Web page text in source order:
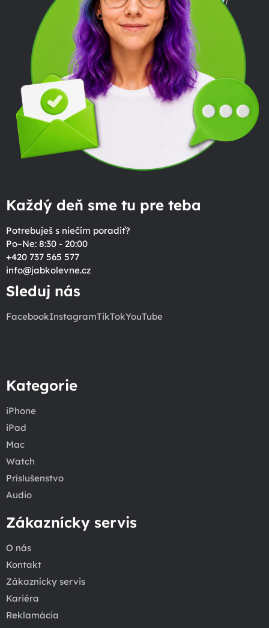
Každý deň sme tu pre teba
Potrebuješ s niečím poradiť?
Po–Ne: 8:30 - 20:00
+420 737 565 577
info@jabkolevne.cz
Sleduj nás
FacebookInstagramTikTokYouTube
Kategorie
iPhone
iPad
Mac
Watch
Príslušenstvo
Audio
Zákaznícky servis
O nás
Kontakt
Zákaznícky servis
Kariéra
Reklamácia